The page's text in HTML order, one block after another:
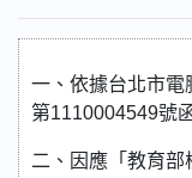
一、依據台北市電
第1110004549號
二、因應「教育部